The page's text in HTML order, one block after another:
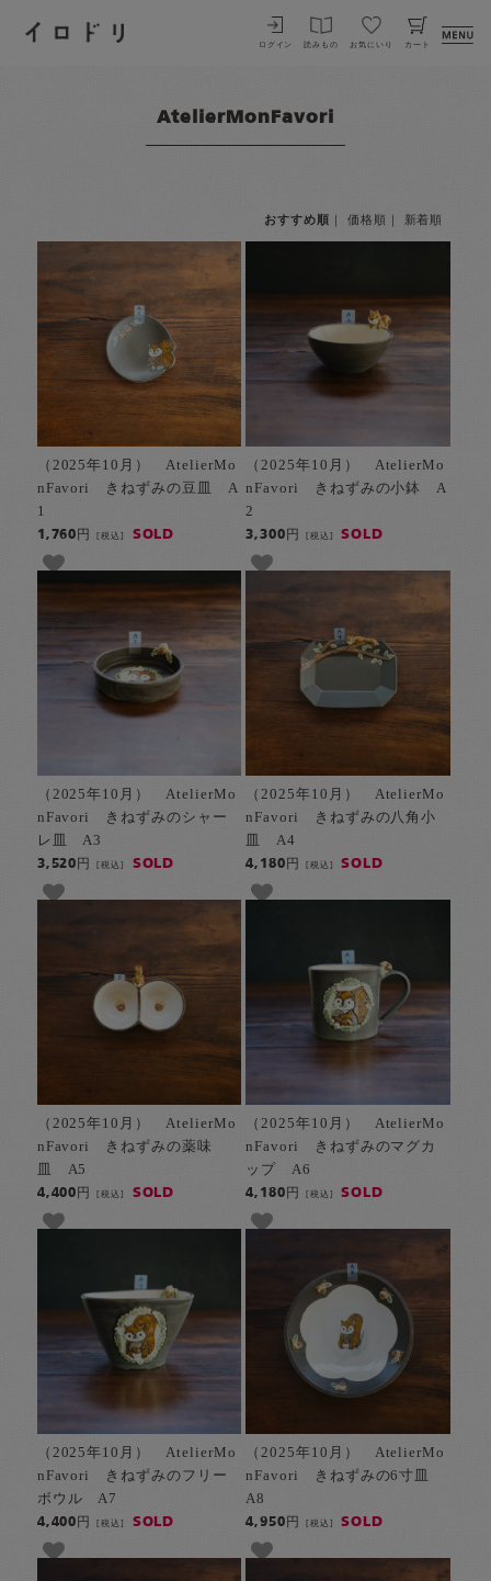
イロドリ
ログイン 読みもの お気にいり カート
AtelierMonFavori
おすすめ順 価格順 新着順
（2025年10月） AtelierMo
nFavori きねずみの豆皿 A
1
1,760円[税込] SOLD
（2025年10月） AtelierMo
nFavori きねずみの小鉢 A
2
3,300円 [税込] SOLD
（2025年10月） AtelierMo
nFavori きねずみのシャー
レ皿 A3
3,520円[税込] SOLD
（2025年10月） AtelierMo
nFavori きねずみの八角小
皿 A4
4,180円 [税込] SOLD
（2025年10月） AtelierMo
nFavori きねずみの薬味
皿 A5
4,400円[税込] SOLD
（2025年10月） AtelierMo
nFavori きねずみのマグカ
ップ A6
4,180円 [税込] SOLD
（2025年10月） AtelierMo
nFavori きねずみのフリー
ボウル A7
4,400円[税込] SOLD
（2025年10月） AtelierMo
nFavori きねずみの6寸皿
A8
4,950円 [税込] SOLD